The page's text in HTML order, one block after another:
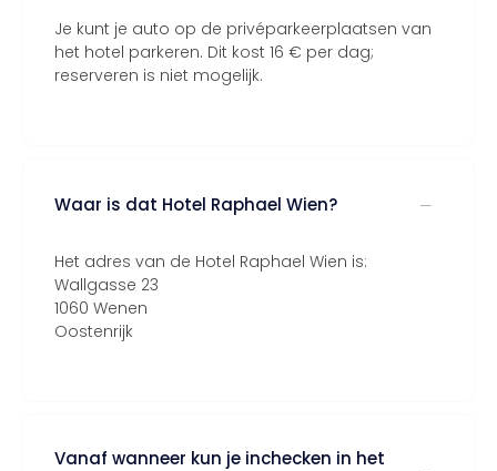
Je kunt je auto op de privéparkeerplaatsen van
het hotel parkeren. Dit kost 16 € per dag;
reserveren is niet mogelijk.
Waar is dat Hotel Raphael Wien?
Het adres van de Hotel Raphael Wien is:
Wallgasse 23
1060 Wenen
Oostenrijk
Vanaf wanneer kun je inchecken in het